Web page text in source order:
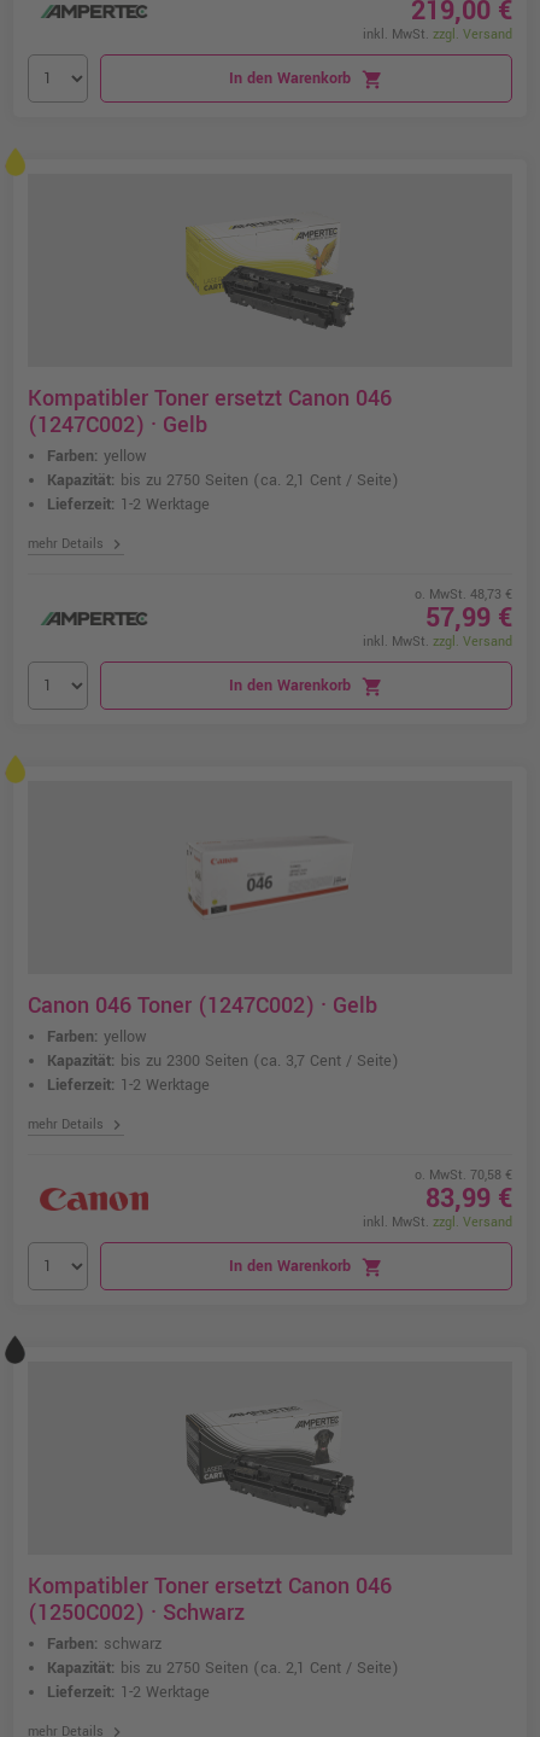
219,00 €
inkl. MwSt. zzgl. Versand
In den Warenkorb shopping_cart
Kompatibler Toner ersetzt Canon 046
(1247C002) · Gelb
Farben: yellow
Kapazität: bis zu 2750 Seiten (ca. 2,1 Cent / Seite)
Lieferzeit: 1-2 Werktage
mehr Details chevron_right
o. MwSt. 48,73 €
57,99 €
inkl. MwSt. zzgl. Versand
In den Warenkorb shopping_cart
Canon 046 Toner (1247C002) · Gelb
Farben: yellow
Kapazität: bis zu 2300 Seiten (ca. 3,7 Cent / Seite)
Lieferzeit: 1-2 Werktage
mehr Details chevron_right
o. MwSt. 70,58 €
83,99 €
inkl. MwSt. zzgl. Versand
In den Warenkorb shopping_cart
Kompatibler Toner ersetzt Canon 046
(1250C002) · Schwarz
Farben: schwarz
Kapazität: bis zu 2750 Seiten (ca. 2,1 Cent / Seite)
Lieferzeit: 1-2 Werktage
mehr Details chevron_right